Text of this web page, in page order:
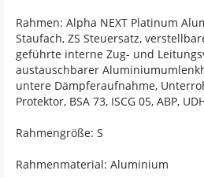
Rahmen: Alpha NEXT Platinum
Staufach, ZS Steuersatz,
geführte interne Zug- und
austauschbarer
untere Dämpferaufnahme,
Protektor, BSA 73, ISCG 05, ABP,
Rahmengröße: S
Rahmenmaterial: Aluminium